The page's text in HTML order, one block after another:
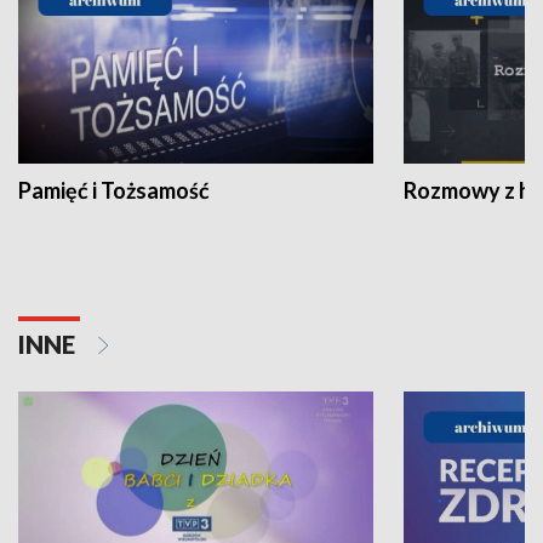
Pamięć i Tożsamość Rozmowy z
INNE